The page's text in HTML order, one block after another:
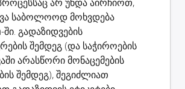
საბოლოოდ მოხვდება
ში. გადაზიდვების
შემდეგ (და საჭიროების
არასწორი მონაცემების
შემდეგ), შეგიძლიათ